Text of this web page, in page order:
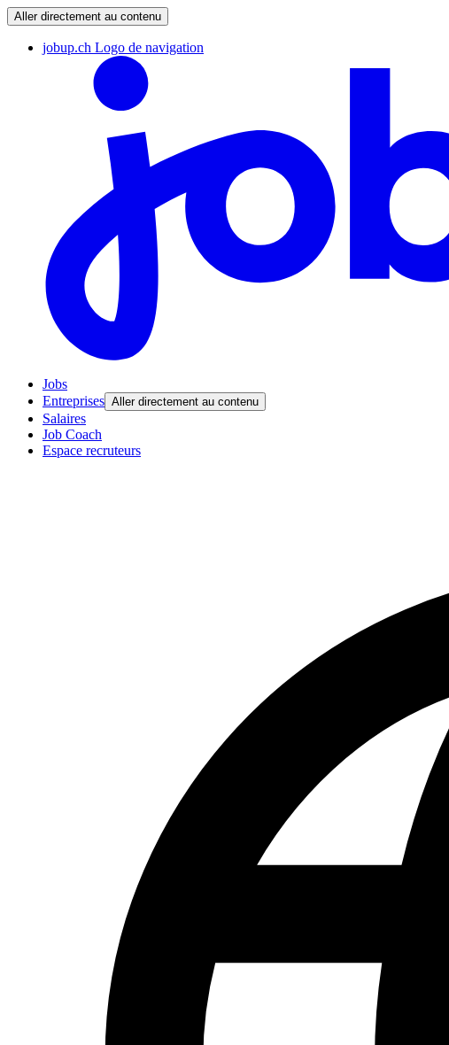
Aller directement au contenu
jobup.ch Logo de navigation
Jobs
Entreprises Aller directement au contenu
Salaires
Job Coach
Espace recruteurs